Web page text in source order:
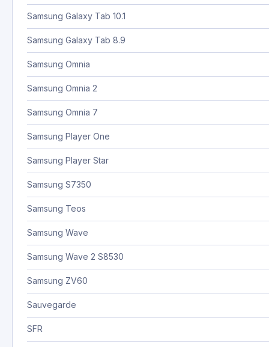
Samsung Galaxy Tab 10.1
Samsung Galaxy Tab 8.9
Samsung Omnia
Samsung Omnia 2
Samsung Omnia 7
Samsung Player One
Samsung Player Star
Samsung S7350
Samsung Teos
Samsung Wave
Samsung Wave 2 S8530
Samsung ZV60
Sauvegarde
SFR